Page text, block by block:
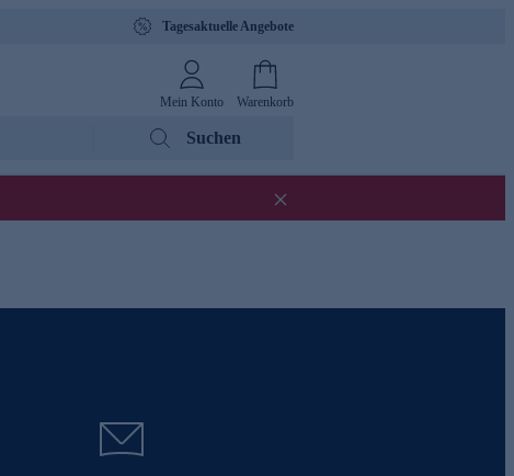
Tagesaktuelle Angebote
Mein Konto Warenkorb
Suchen